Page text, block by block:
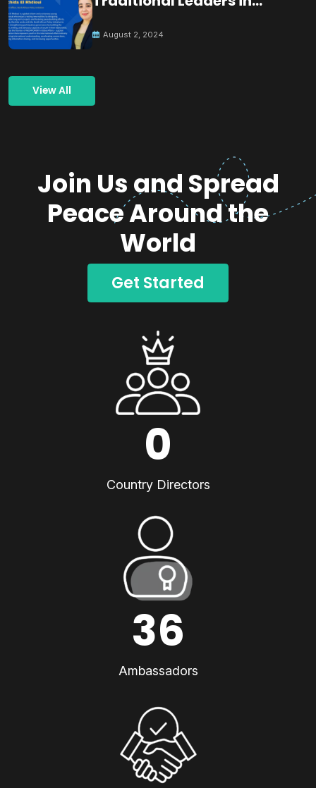
August 2, 2024
View All
Join Us and Spread
Peace Around the
World
Get Started
0
Country Directors
36
Ambassadors